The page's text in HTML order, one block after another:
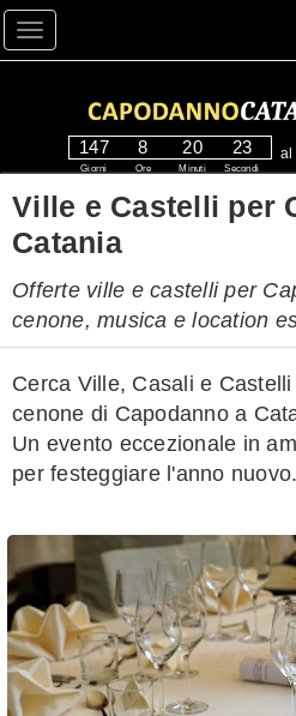
Toggle navigation
147
Giorni
8
Ore
20
Minuti
22
Secondi
al
Ville e Castelli per
Catania
Offerte ville e castelli per
cenone, musica e location
Cerca Ville, Casali e
cenone di Capodanno a
Un evento eccezionale in
per festeggiare l'anno nuovo.